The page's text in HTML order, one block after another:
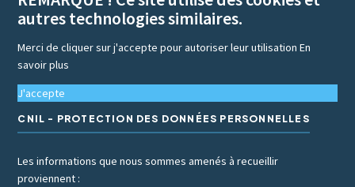
autres technologies similaires.
Merci de cliquer sur j'accepte pour autoriser leur utilisationEn
savoir plus
J'accepte
CNIL - PROTECTION DES DONNÉES PERSONNELLES
Les informations que nous sommes amenés à recueillir
proviennent :